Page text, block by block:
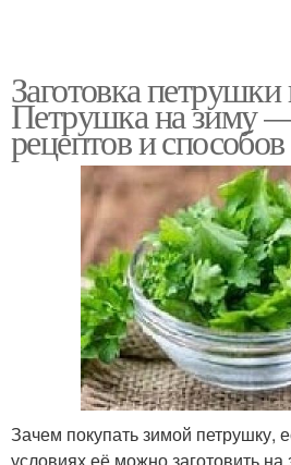
Заготовка
Петрушка на зиму
рецептов и способов
Зачем покупать зимой петрушку,